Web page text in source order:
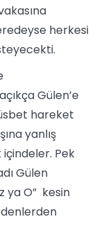
herkesi
Gülen’e
hareket
yanlış
Pek
Gülen
ya O” kesin